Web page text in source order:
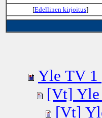
[Edellinen kirjoitus]
Yle TV 1
[Vt] Yle
[Vt]